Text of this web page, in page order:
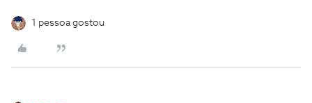
1 pessoa gostou